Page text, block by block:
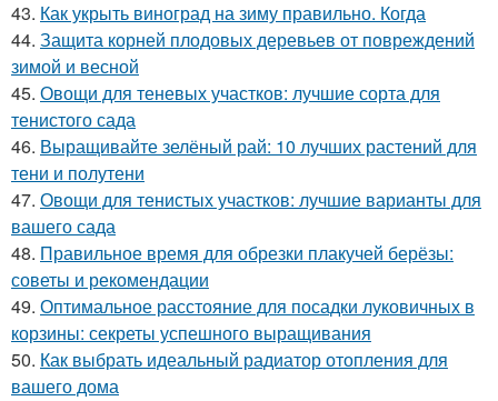
43. Как укрыть виноград на зиму правильно. Когда
44. Защита корней плодовых деревьев от повреждений
зимой и весной
45. Овощи для теневых участков: лучшие сорта для
тенистого сада
46. Выращивайте зелёный рай: 10 лучших растений для
тени и полутени
47. Овощи для тенистых участков: лучшие варианты для
вашего сада
48. Правильное время для обрезки плакучей берёзы:
советы и рекомендации
49. Оптимальное расстояние для посадки луковичных в
корзины: секреты успешного выращивания
50. Как выбрать идеальный радиатор отопления для
вашего дома